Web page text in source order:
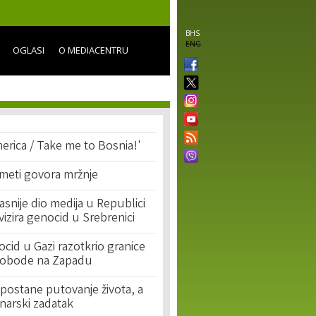
BHS
ENG
OGLASI O MEDIACENTRU
/ Take me to Bosnia!'
govora mržnje
dio medija u Republici
genocid u Srebrenici
u Gazi razotkrio granice
na Zapadu
putovanje života, a
zadatak